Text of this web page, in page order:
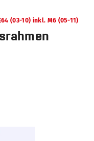
(03-10) inkl. M6 (05-11)